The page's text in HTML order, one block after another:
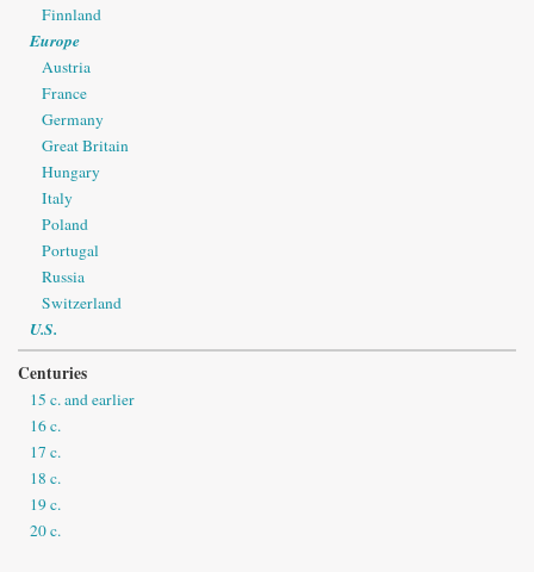
Finnland
Europe
Austria
France
Germany
Great Britain
Hungary
Italy
Poland
Portugal
Russia
Switzerland
U.S.
Centuries
15 c. and earlier
16 c.
17 c.
18 c.
19 c.
20 c.